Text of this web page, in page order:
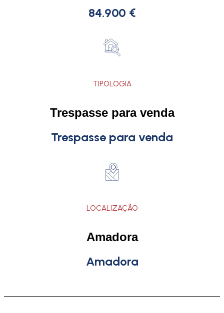
84.900 €
TIPOLOGIA
Trespasse para venda
Trespasse para venda
LOCALIZAÇÃO
Amadora
Amadora